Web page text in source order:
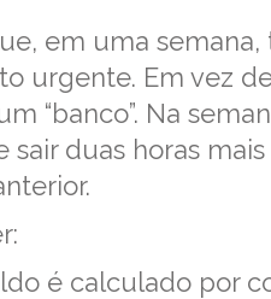
em uma semana,
urgente. Em vez
“banco”. Na
duas horas
é calculado por